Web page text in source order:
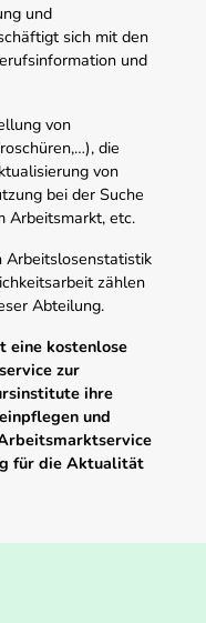
und
sich mit den
und
von
die
von
bei der Suche
Arbeitsmarkt, etc.
Arbeitslosenstatistik
zählen
Abteilung.
eine kostenlose
zur
ihre
und
für die Aktualität